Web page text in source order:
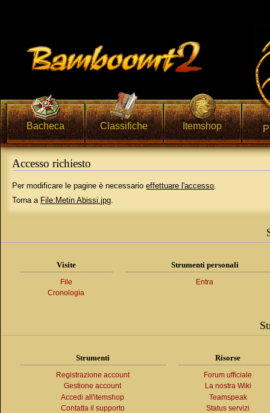
Bacheca Classifiche Itemshop
Accesso richiesto
Per modificare le pagine è necessarioeffettuare l'accesso
Torna a File:Metin Abissi.jpg.
Visite
File
Cronologia
Strumenti personali
Entra
Strumenti
Registrazione account
Gestione account
Accedi all'itemshop
Contatta il supporto
Risorse
Forum ufficiale
La nostra Wiki
Teamspeak
Status servizi